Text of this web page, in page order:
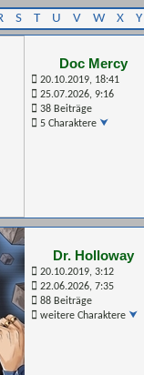
S T U V W X Y
Doc Mercy
20.10.2019, 18:41
25.07.2026, 9:16
38 Beiträge
5 Charaktere
Dr. Holloway
20.10.2019, 3:12
22.06.2026, 7:35
88 Beiträge
weitere Charaktere